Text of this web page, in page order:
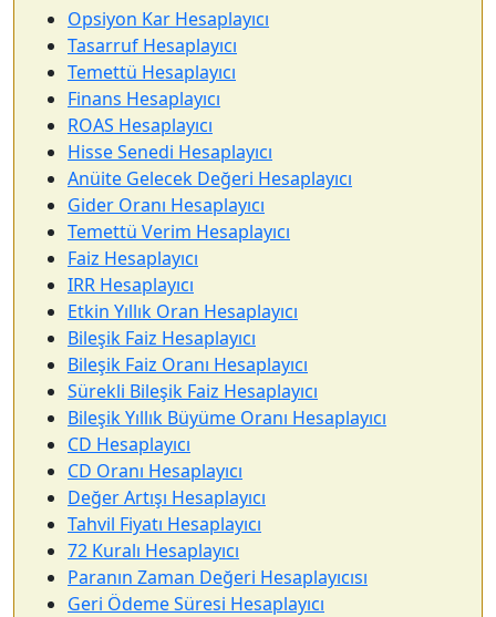
Opsiyon Kar Hesaplayıcı
Tasarruf Hesaplayıcı
Temettü Hesaplayıcı
Finans Hesaplayıcı
ROAS Hesaplayıcı
Hisse Senedi Hesaplayıcı
Anüite Gelecek Değeri Hesaplayıcı
Gider Oranı Hesaplayıcı
Temettü Verim Hesaplayıcı
Faiz Hesaplayıcı
IRR Hesaplayıcı
Etkin Yıllık Oran Hesaplayıcı
Bileşik Faiz Hesaplayıcı
Bileşik Faiz Oranı Hesaplayıcı
Sürekli Bileşik Faiz Hesaplayıcı
Bileşik Yıllık Büyüme Oranı Hesaplayıcı
CD Hesaplayıcı
CD Oranı Hesaplayıcı
Değer Artışı Hesaplayıcı
Tahvil Fiyatı Hesaplayıcı
72 Kuralı Hesaplayıcı
Paranın Zaman Değeri Hesaplayıcısı
Geri Ödeme Süresi Hesaplayıcı